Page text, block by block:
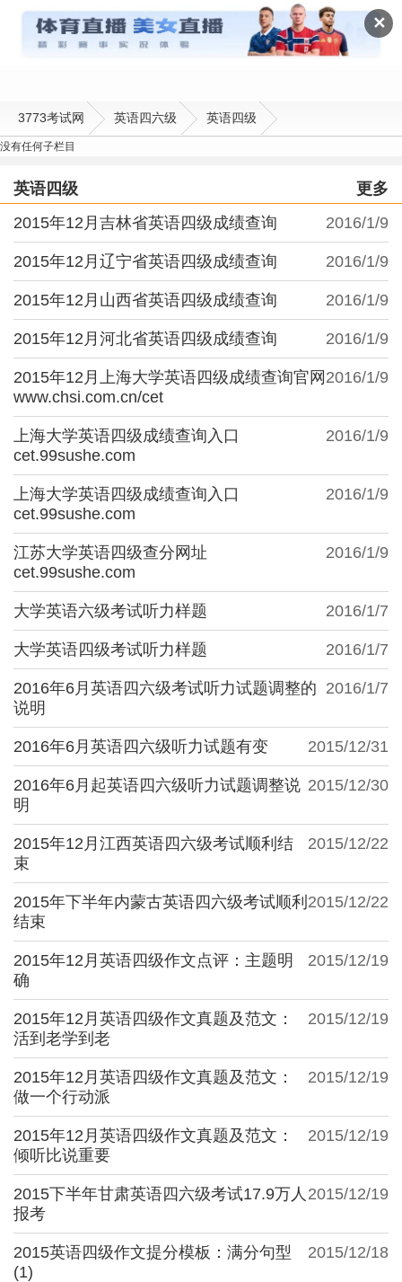
✕
英语四级
3773考试网 英语四六级 英语四级
没有任何子栏目
英语四级
更多
2016/1/9
2015年12月吉林省英语四级成绩查询
2016/1/9
2015年12月辽宁省英语四级成绩查询
2016/1/9
2015年12月山西省英语四级成绩查询
2016/1/9
2015年12月河北省英语四级成绩查询
2016/1/9
2015年12月上海大学英语四级成绩查询官网
www.chsi.com.cn/cet
2016/1/9
上海大学英语四级成绩查询入口
cet.99sushe.com
2016/1/9
上海大学英语四级成绩查询入口
cet.99sushe.com
2016/1/9
江苏大学英语四级查分网址
cet.99sushe.com
2016/1/7
大学英语六级考试听力样题
2016/1/7
大学英语四级考试听力样题
2016/1/7
2016年6月英语四六级考试听力试题调整的
说明
2015/12/31
2016年6月英语四六级听力试题有变
2015/12/30
2016年6月起英语四六级听力试题调整说
明
2015/12/22
2015年12月江西英语四六级考试顺利结
束
2015/12/22
2015年下半年内蒙古英语四六级考试顺利
结束
2015/12/19
2015年12月英语四级作文点评：主题明
确
2015/12/19
2015年12月英语四级作文真题及范文：
活到老学到老
2015/12/19
2015年12月英语四级作文真题及范文：
做一个行动派
2015/12/19
2015年12月英语四级作文真题及范文：
倾听比说重要
2015/12/19
2015下半年甘肃英语四六级考试17.9万人
报考
2015/12/18
2015英语四级作文提分模板：满分句型
(1)